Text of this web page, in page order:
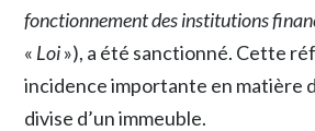
fonctionnement des institutions
« Loi»), a été sanctionné. Cette
incidence importante en matière
divise d’un immeuble.